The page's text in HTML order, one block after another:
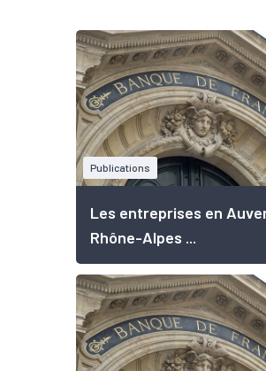
Publications
Les entreprises en
Rhône-Alpes ...